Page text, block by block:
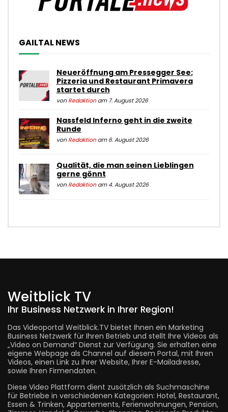
GAILTAL NEWS
Neueröffnung am Pressegger See:
Pizzeria und Restaurant Primavera
startet durch
von Redaktionam 7. August 2026
Nassfeld Inferno geht in die zweite
Runde
von Redaktionam 6. August 2026
Qualität, die man seinen Lieblingen
gerne gönnt
von Redaktionam 4. August 2026
Weitblick TV
Ihr Business Netzwerk in Ihrer Region!
Das Videoportal Weitblick.TV bietet Ihnen ein Marketing
Business Netzwerk für Ihren Betrieb und stellt Ihre Videos als
„Video on Demand“ Dienst zur Verfügung. Sie erhalten eine
eigene Webpage als Channel auf diesem Portal, mit Ihren
Videos, einen Link zu Ihrer Website, Ihrer E-Mailadresse,
sowie Ihren Firmendaten.
Diese Video Plattform dient zusätzlich als Suchmaschine
für Betriebe in verschiedenen Kategorien: Hotel, Restaurant,
Essen & Trinken, Appartements, Ferienwohnungen, Pension,